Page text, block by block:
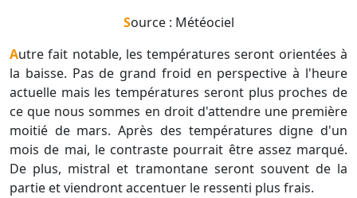
Source : Météociel
Autre fait notable, les températures seront orientées à
la baisse. Pas de grand froid en perspective à l'heure
actuelle mais les températures seront plus proches de
ce que nous sommes en droit d'attendre une première
moitié de mars. Après des températures digne d'un
mois de mai, le contraste pourrait être assez marqué.
De plus, mistral et tramontane seront souvent de la
partie et viendront accentuer le ressenti plus frais.